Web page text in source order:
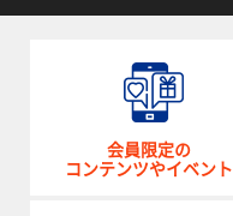
会員限定の
コンテンツやイベント